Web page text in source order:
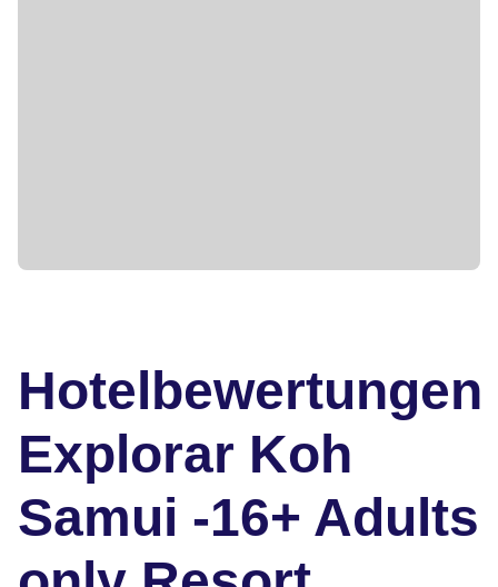
Hotelbewertungen
Explorar Koh
Samui -16+ Adults